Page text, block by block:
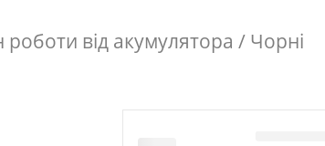
від акумулятора / Чорні